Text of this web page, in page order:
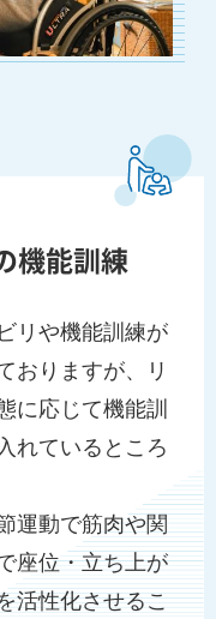
機能訓練
リや機能訓練が
おりますが、リ
に応じて機能訓
れているところ
運動で筋肉や関
座位・立ち上が
活性化させるこ